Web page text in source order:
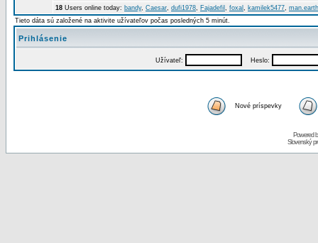
18 Users online today: bandy, Caesar, dufi1978, Fajadefil , foxal , kamilek5477, man.earth
Tieto dáta sú založené na aktivite užívateľov počas posledných 5 minút.
Prihlásenie
Užívateľ: Heslo:
Nové príspevky
Powered
Slovenský